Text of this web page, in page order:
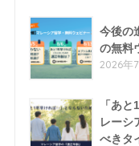
今後の
の無料
2026年
「あ
レーシ
べきタ